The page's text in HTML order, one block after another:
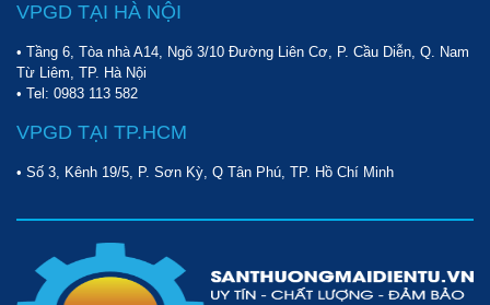
Tất cả các model máy hút bụi Supper Clean
đều sử dụng
công nghệ hút bụi hiện đại. Các model đều được trang bị
mạnh mẽ, ổn định cho lực hút lớn mà còn rất êm ái và bền
bỉ.
VPGD TẠI HÀ NỘI
• Tầng 6, Tòa nhà A14, Ngõ 3/10 Đường Liên Cơ, P. Cầu Diễn, Q. Nam
Từ Liêm, TP. Hà Nội
• Tel: 0983 113 582
VPGD TẠI TP.HCM
• Số 3, Kênh 19/5, P. Sơn Kỳ, Q Tân Phú, TP. Hồ Chí Minh